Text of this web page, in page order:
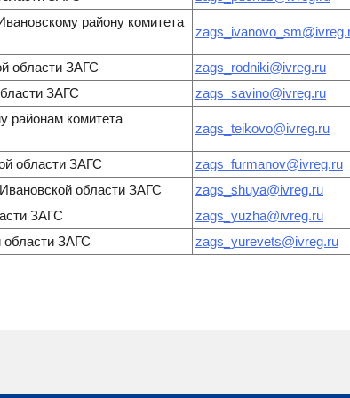
району комитета
области ЗАГС
zags_rodniki@ivreg.ru
ЗАГС
zags_savino@ivreg.ru
районам комитета
zags_teikovo@ivreg.ru
области ЗАГС
zags_furmanov@ivreg.ru
области ЗАГС
zags_shuya@ivreg.ru
ЗАГС
zags_yuzha@ivreg.ru
области ЗАГС
zags_yurevets@ivreg.ru